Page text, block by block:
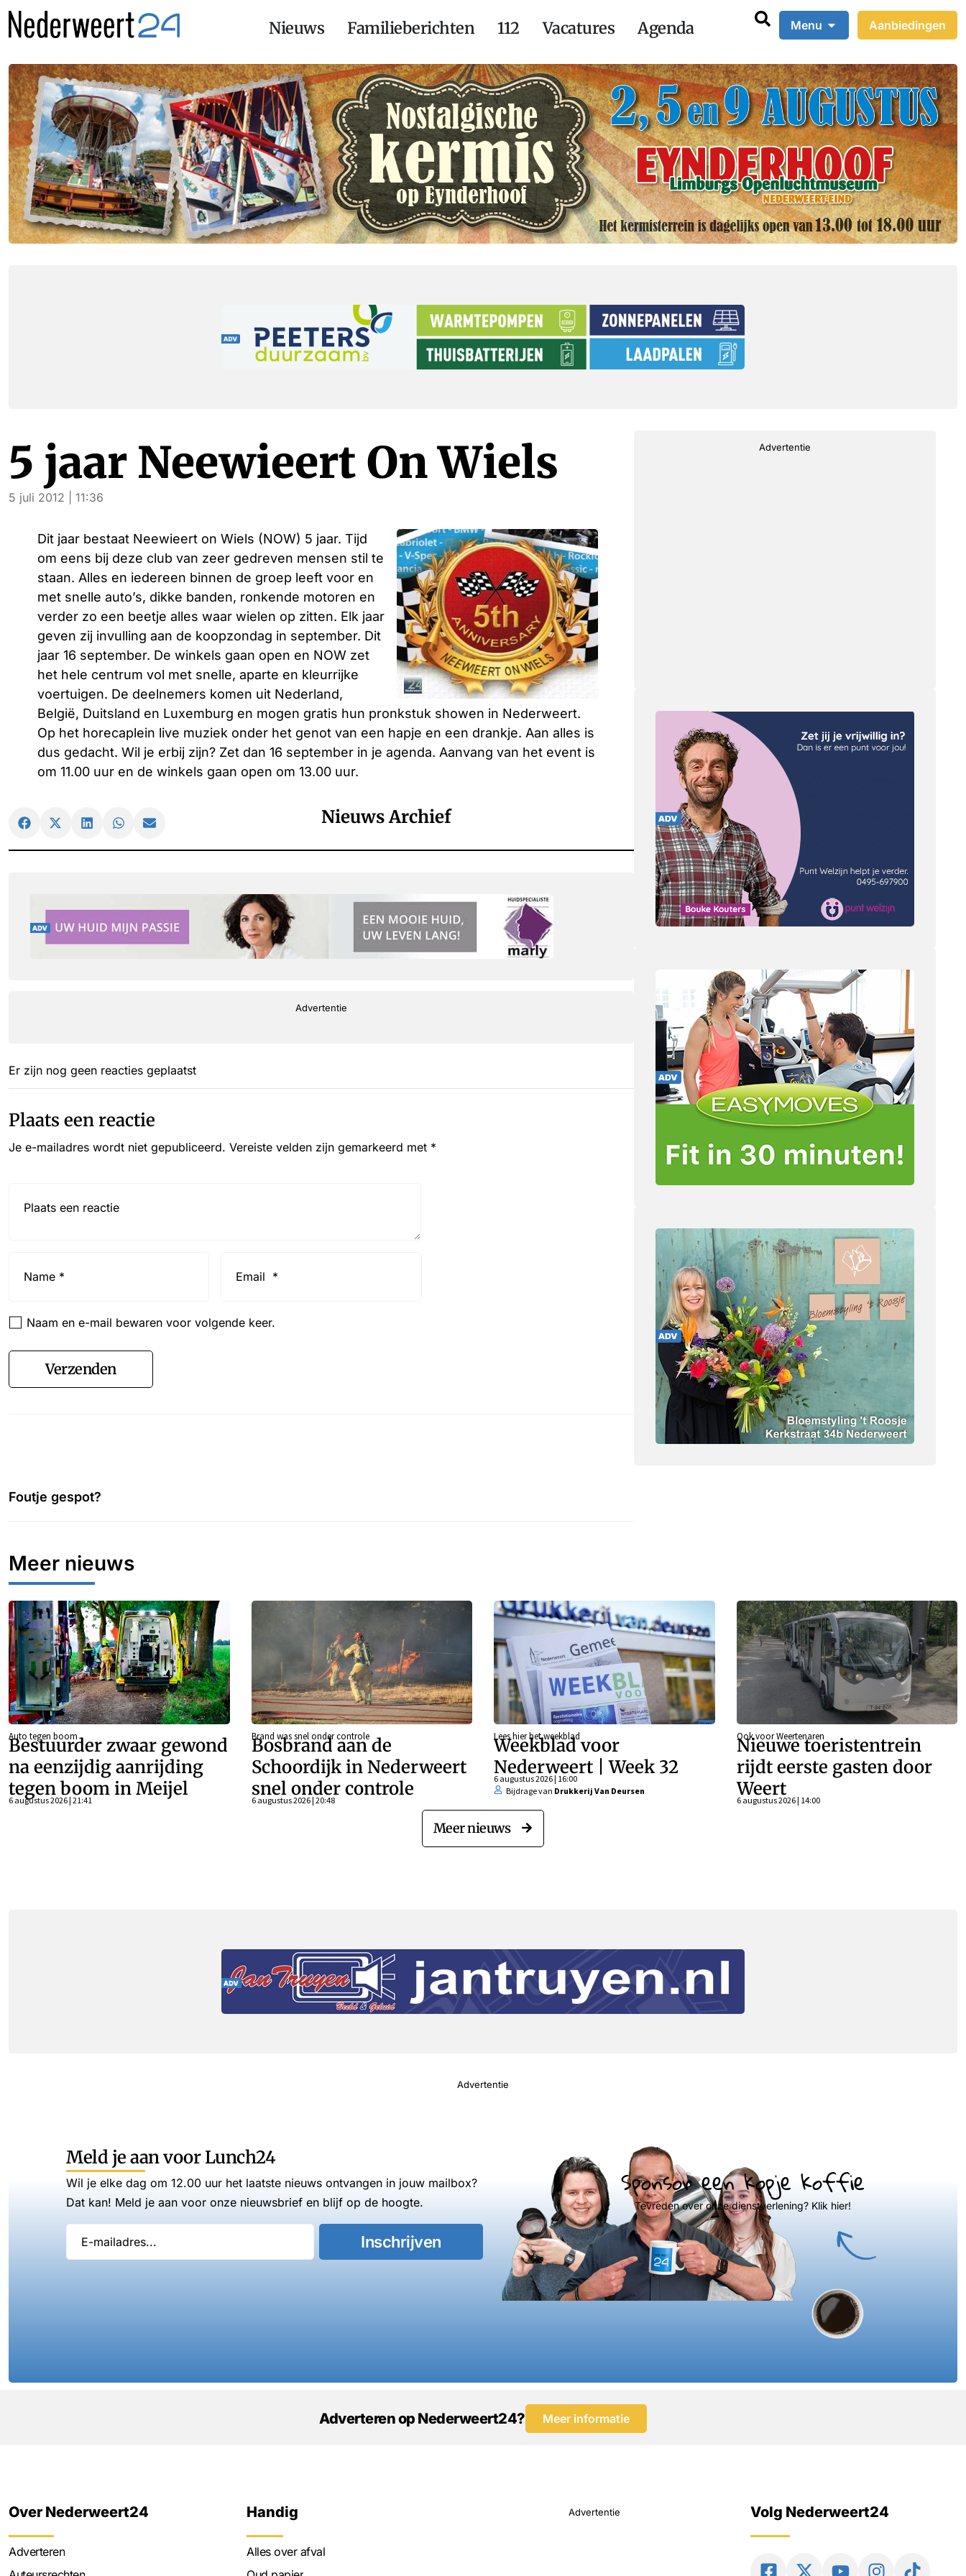
Nieuws Familieberichten 112 Vacatures Agenda Menu Aanbiedingen
5 jaar Neewieert On Wiels
5 juli 2012 | 11:36
Dit jaar bestaat Neewieert on Wiels (NOW) 5 jaar. Tijd
om eens bij deze club van zeer gedreven mensen stil te
staan. Alles en iedereen binnen de groep leeft voor en
met snelle auto’s, dikke banden, ronkende motoren en
verder zo een beetje alles waar wielen op zitten. Elk jaar
geven zij invulling aan de koopzondag in september. Dit
jaar 16 september. De winkels gaan open en NOW zet
het hele centrum vol met snelle, aparte en kleurrijke
voertuigen. De deelnemers komen uit Nederland,
België, Duitsland en Luxemburg en mogen gratis hun pronkstuk showen in Nederweert.
Op het horecaplein live muziek onder het genot van een hapje en een drankje. Aan alles is
dus gedacht. Wil je erbij zijn? Zet dan 16 september in je agenda. Aanvang van het event is
om 11.00 uur en de winkels gaan open om 13.00 uur.
Nieuws Archief
Advertentie
Er zijn nog geen reacties geplaatst
Plaats een reactie
Je e-mailadres wordt niet gepubliceerd. Vereiste velden zijn gemarkeerd met *
Naam en e-mail bewaren voor volgende keer.
Verzenden
Advertentie
Foutje gespot?
Meer nieuws
Auto tegen boom
Bestuurder zwaar gewond
na eenzijdig aanrijding
tegen boom in Meijel
6 augustus 2026 | 21:41
Brand was snel onder controle
Bosbrand aan de
Schoordijk in Nederweert
snel onder controle
6 augustus 2026 | 20:48
Lees hier het weekblad
Weekblad voor
Nederweert | Week 32
6 augustus 2026 | 16:00
Bijdrage van Drukkerij Van Deursen
Ook voor Weertenaren
Nieuwe toeristentrein
rijdt eerste gasten door
Weert
6 augustus 2026 | 14:00
Meer nieuws
Advertentie
Meld je aan voor Lunch24
Wil je elke dag om 12.00 uur het laatste nieuws ontvangen in jouw mailbox?
Dat kan! Meld je aan voor onze nieuwsbrief en blijf op de hoogte.
Inschrijven
Sponsor een kopje koffie
Tevreden over onze dienstverlening? Klik hier!
Adverteren op Nederweert24? Meer informatie
Over Nederweert24
Adverteren
Handig
Alles over afval
Advertentie Volg Nederweert24